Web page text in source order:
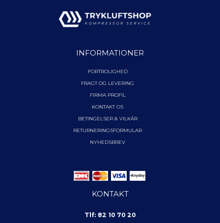
INFORMATIONER
FORTROLIGHED
FRAGT OG LEVERING
FIRMA PROFIL
KONTAKT OS
BETINGELSER & VILKÅR
RETURNERINGSFORMULAR
NYHEDSBREV
KONTAKT
Tlf: 82 10 70 20